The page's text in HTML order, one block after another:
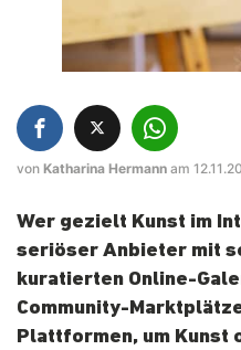
von Katharina Hermann am
Wer gezielt Kunst im
seriöser Anbieter mit
kuratierten Online-
Community-
Plattformen, um Kunst